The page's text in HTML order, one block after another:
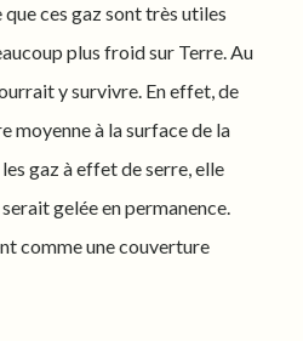
ces gaz sont très utiles
plus froid sur Terre. Au
y survivre. En effet, de
moyenne à la surface de la
gaz à effet de serre, elle
gelée en permanence.
comme une couverture